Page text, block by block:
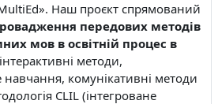
». Наш проєкт спрямований
передових методів
мов в освітній процес в
методи,
навчання, комунікативні методи
CLIL (інтегроване